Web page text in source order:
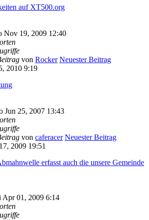
auf XT500.org
Nov 19, 2009 12:40
von Rocker Neuester Beitrag
2010 9:19
Jun 25, 2007 13:43
von caferacer Neuester Beitrag
2009 19:51
erfasst auch die unsere Gemeinde
Apr 01, 2009 6:14